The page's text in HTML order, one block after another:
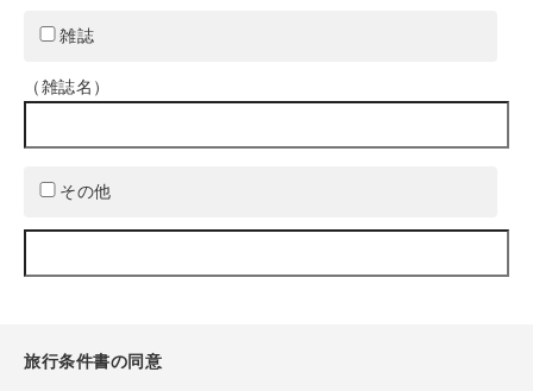
雑誌
（雑誌名）
その他
旅行条件書の同意